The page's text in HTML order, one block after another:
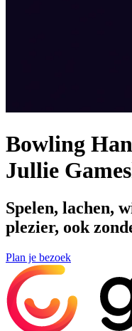
Bowling
Jullie
Spelen, lachen,
plezier, ook
Plan je bezoek